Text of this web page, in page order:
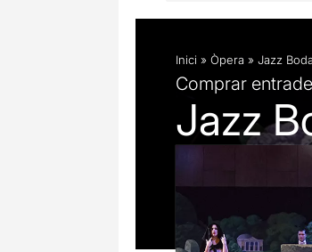
Inici » Òpera » Jazz
Comprar
Jazz